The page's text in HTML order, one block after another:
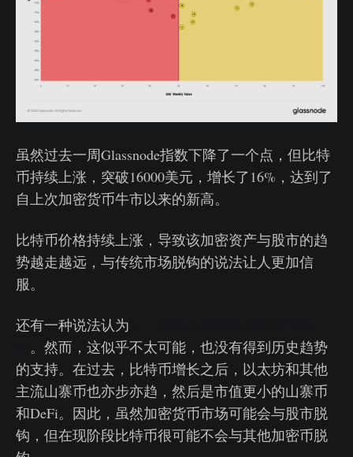
虽然过去一周Glassnode指数下降了一个点，但比特
币持续上涨，突破16000美元，增长了16%，达到了
自上次加密货币牛市以来的新高。
比特币价格持续上涨，导致该加密资产与股市的趋
势越走越远，与传统市场脱钩的说法让人更加信
服。
还有一种说法认为
。然而，这似乎不太可能，也没有得到历史趋势
的支持。在过去，比特币增长之后，以太坊和其他
主流山寨币也亦步亦趋，然后是市值更小的山寨币
和DeFi。因此，虽然加密货币市场可能会与股市脱
钩，但在现阶段比特币很可能不会与其他加密币脱